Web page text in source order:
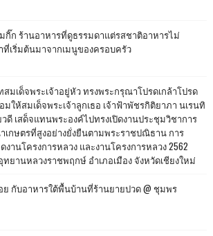
กิ๊ก ร้านอาหารที่ดูธรรมดาแต่รสชาติอาหารไม่
ที่เริ่มต้นมาจากเมนูของครอบครัว
มเด็จพระเจ้าอยู่หัว ทรงพระกรุณาโปรดเกล้าโปรด
มให้สมเด็จพระเจ้าลูกเธอ เจ้าฟ้าพัชรกิติยาภา นเรนทิ
ดี เสด็จแทนพระองค์ไปทรงเปิดงานประชุมวิชาการ
กษตรที่สูงอย่างยั่งยืนตามพระราชปณิธาน การ
านโครงการหลวง และงานโครงการหลวง 2562
ยานหลวงราชพฤกษ์ อำเภอเมือง จังหวัดเชียงใหม่
ย กับอาหารใต้พื้นบ้านที่ร้านยายปวด @ ชุมพร